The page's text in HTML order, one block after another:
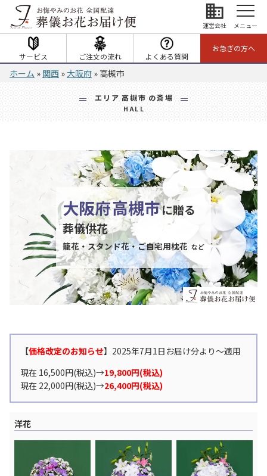
business
運営会社 メニュー
サービス ご注文の流れ よくある質問
お急ぎの方へ
ホーム » 関西 »大阪府 » 高槻市
エリア 高槻市 の斎場
HALL
大阪府高槻市に贈る
葬儀供花
籠花・スタンド花・ご自宅用枕花 など
【価格改定のお知らせ】2025年7月1日お届け分より〜適用
現在 16,500円(税込)→19,800円(税込)
現在 22,000円(税込)→26,400円(税込)
洋花